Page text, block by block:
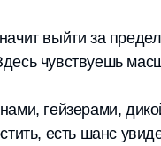
выйти за
чувствуешь
гейзерами,
есть шанс